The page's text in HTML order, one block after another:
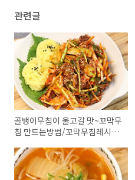
관련글
골뱅이무침이 울고갈 맛~꼬막무
침 만드는방법/꼬막무침레시피